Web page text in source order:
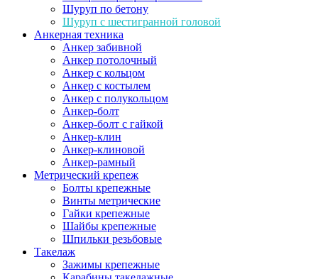
Шуруп по бетону
Шуруп с шестигранной головой
Анкерная техника
Анкер забивной
Анкер потолочный
Анкер с кольцом
Анкер с костылем
Анкер с полукольцом
Анкер-болт
Анкер-болт с гайкой
Анкер-клин
Анкер-клиновой
Анкер-рамный
Метрический крепеж
Болты крепежные
Винты метрические
Гайки крепежные
Шайбы крепежные
Шпильки резьбовые
Такелаж
Зажимы крепежные